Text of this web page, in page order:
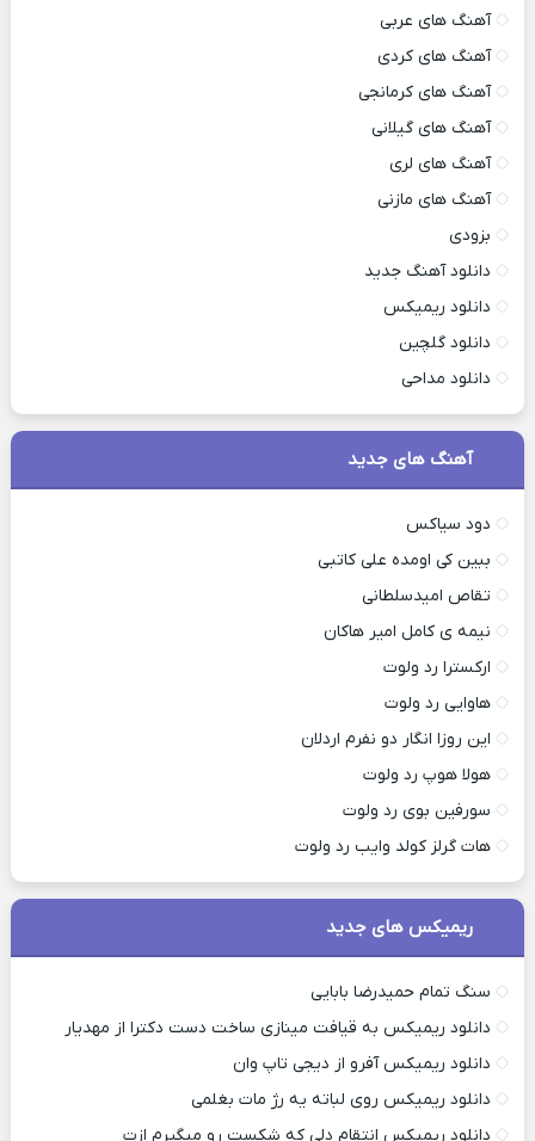
آهنگ های عربی
آهنگ های کردی
آهنگ های کرمانجی
آهنگ های گیلانی
آهنگ های لری
آهنگ های مازنی
بزودی
دانلود آهنگ جدید
دانلود ریمیکس
دانلود گلچین
دانلود مداحی
آهنگ های جدید
دود سیاکس
ببین کی اومده علی کاتبی
تقاص امیدسلطانی
نیمه ی کامل امیر هاکان
ارکسترا رد ولوت
هاوایی رد ولوت
این روزا انگار دو نفرم اردلان
هولا هوپ رد ولوت
سورفین بوی رد ولوت
هات گرلز کولد وایب رد ولوت
ریمیکس های جدید
سنگ تمام حمیدرضا بابایی
دانلود ریمیکس به قیافت مینازی ساخت دست دکترا از مهدیار
دانلود ریمیکس آفرو از ديجی تاپ وان
دانلود ریمیکس روی لباته یه رژ مات بغلمی
دانلود ریمیکس انتقام دلی که شکست رو میگیرم ازت